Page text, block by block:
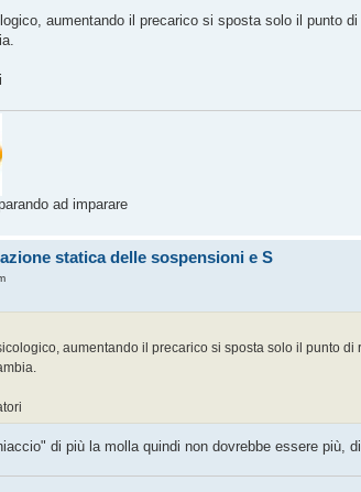
aumentando il precarico si sposta solo il punto
ad imparare
statica delle sospensioni e S
aumentando il precarico si sposta solo il punto
di più la molla quindi non dovrebbe essere più,